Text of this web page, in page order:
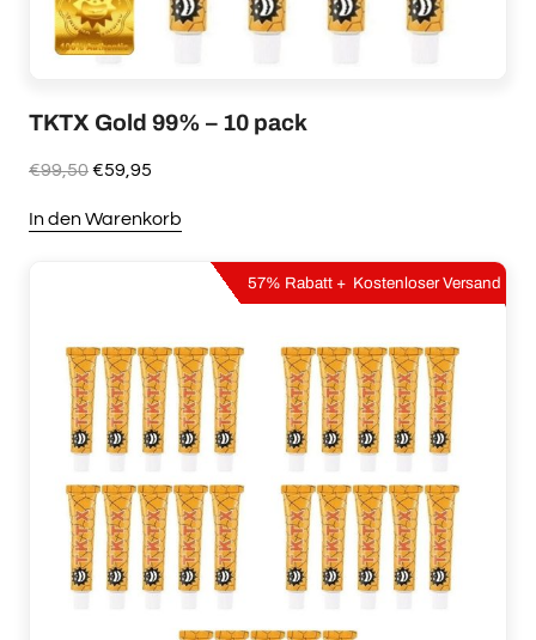
TKTX Gold 99% – 10 pack
€99,50Ursprünglicher
war:
€59,95
ist:
€59,95.
In den Warenkorb
57% Rabatt + Kostenloser Versand